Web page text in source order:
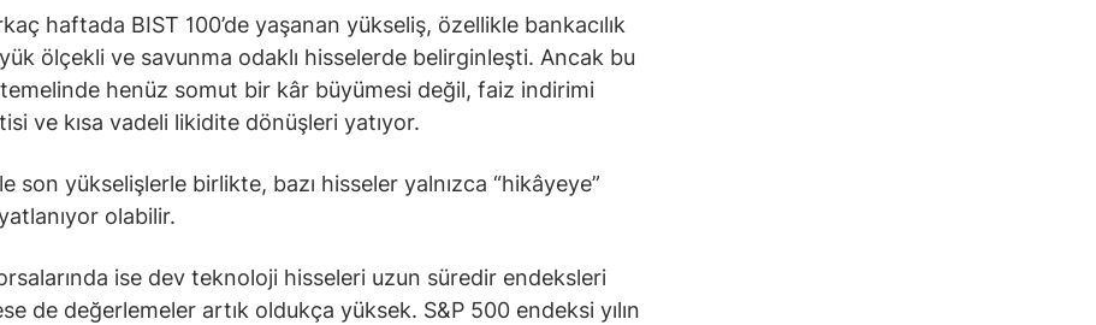
haftada BIST 100’de yaşanan yükseliş, özellikle bankacılık
ölçekli ve savunma odaklı hisselerde belirginleşti. Ancak bu
temelinde henüz somut bir kâr büyümesi değil, faiz indirimi
ve kısa vadeli likidite dönüşleri yatıyor.
son yükselişlerle birlikte, bazı hisseler yalnızca “hikâyeye”
olabilir.
ise dev teknoloji hisseleri uzun süredir endeksleri
de değerlemeler artık oldukça yüksek. S&P 500 endeksi yılın